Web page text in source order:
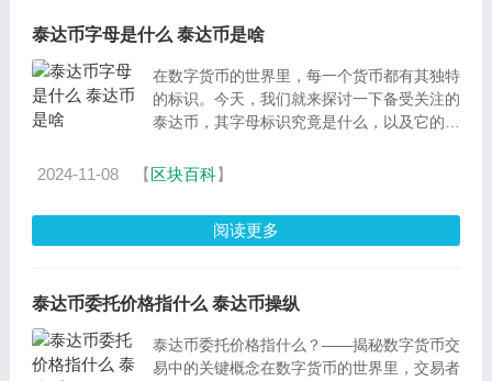
泰达币字母是什么 泰达币是啥
在数字货币的世界里，每一个货币都有其独特
的标识。今天，我们就来探讨一下备受关注的
泰达币，其字母标识究竟是什么，以及它的重
我们明确一
2024-11-08 【区块百科】
阅读更多
泰达币委托价格指什么 泰达币操纵
泰达币委托价格指什么？——揭秘数字货币交
易中的关键概念在数字货币的世界里，交易者